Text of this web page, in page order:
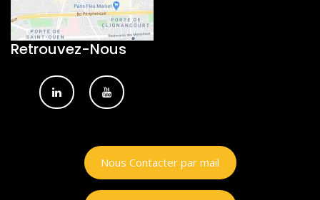
Retrouvez-Nous
Nous Contacter par mail